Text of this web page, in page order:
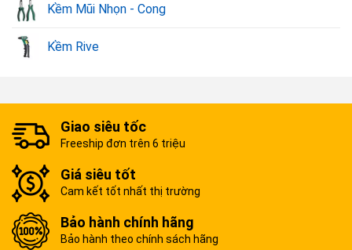
Kềm Mũi Nhọn - Cong
Kềm Rive
Giao siêu tốc
Freeship đơn trên 6 triệu
Giá siêu tốt
Cam kết tốt nhất thị trường
Bảo hành chính hãng
Bảo hành theo chính sách hãng